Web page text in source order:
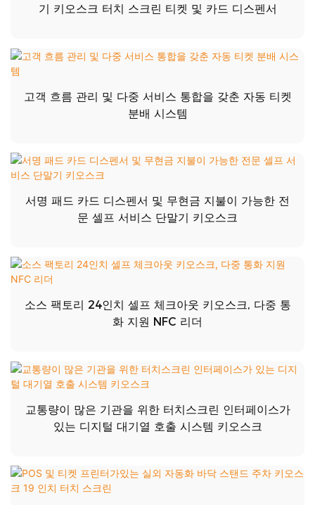
기 키오스크 터치 스크린 티켓 및 카드 디스펜서
고객 흐름 관리 및 다중 서비스 통합을 갖춘 자동 티켓
분배 시스템
서명 패드 카드 디스펜서 및 무현금 지불이 가능한 전
문 셀프 서비스 단말기 키오스크
소스 팩토리 24인치 셀프 체크아웃 키오스크, 다중 통
화 지원 NFC 리더
교통량이 많은 기관을 위한 터치스크린 인터페이스가
있는 디지털 대기열 호출 시스템 키오스크